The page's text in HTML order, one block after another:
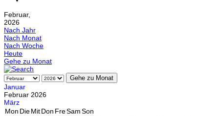
Februar,
2026
Nach Jahr
Nach Monat
Nach Woche
Heute
Gehe zu Monat
Gehe zu Monat
Januar
Februar 2026
März
Mon DieMitDon FreSamSon